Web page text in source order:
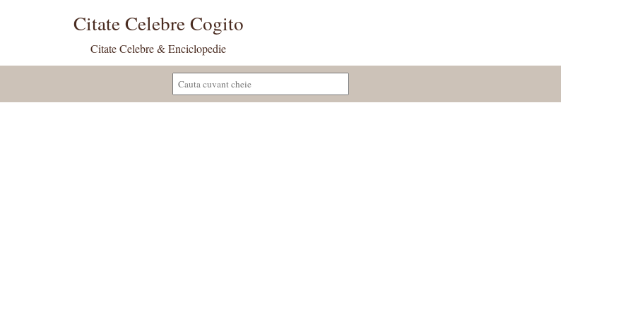
Citate Celebre Cogito
Citate Celebre & Enciclopedie